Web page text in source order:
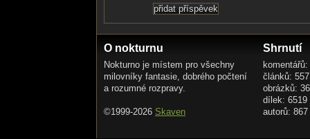
O nokturnu
Nokturno je místem pro všechny
milovníky fantasie, dobrého počtení
a rozumné rozpravy.
©1999-2026 Skaven
Shrnutí
článků: 557
obrázků:
dílek: 6519
autorů: 867